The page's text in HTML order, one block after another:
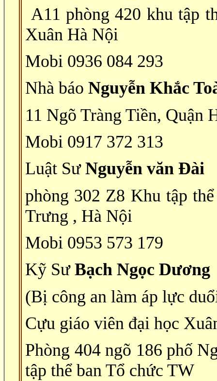
A11 phòng 420 khu tập
Xuân Hà Nội
Mobi 0936 084 293
Nhà báoNguyễn Khắc
11 Ngõ Tràng Tiền, Quận
Mobi 0917 372 313
Luật SưNguyễn văn Đài
phòng 302 Z8 Khu tập
Trưng , Hà Nội
Mobi 0953 573 179
Kỹ SưBạch Ngọc Dương
(Bị công an làm áp lực
Cựu giáo viên đại học
Phòng 404 ngõ 186 phố
tập thể ban Tổ chức TW